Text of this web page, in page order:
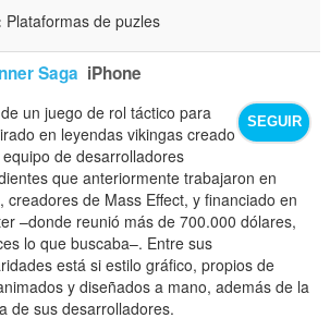
Plataformas de puzles
Saga iPhone
SEGUIR
un juego de rol táctico para
en leyendas vikingas creado
de desarrolladores
que anteriormente trabajaron en
creadores de Mass Effect, y financiado en
–donde reunió más de 700.000 dólares,
lo que buscaba–. Entre sus
está si estilo gráfico, propios de
y diseñados a mano, además de la
de sus desarrolladores.